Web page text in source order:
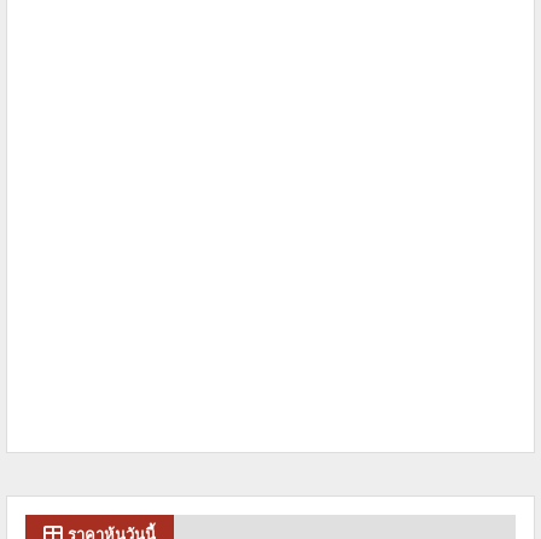
ราคาหุ้นวันนี้